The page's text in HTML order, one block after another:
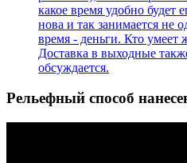
какое время удобно будет
нова и так занимается не
время - деньги. Кто умеет
Доставка в выходные
обсуждается.
Рельефный способ